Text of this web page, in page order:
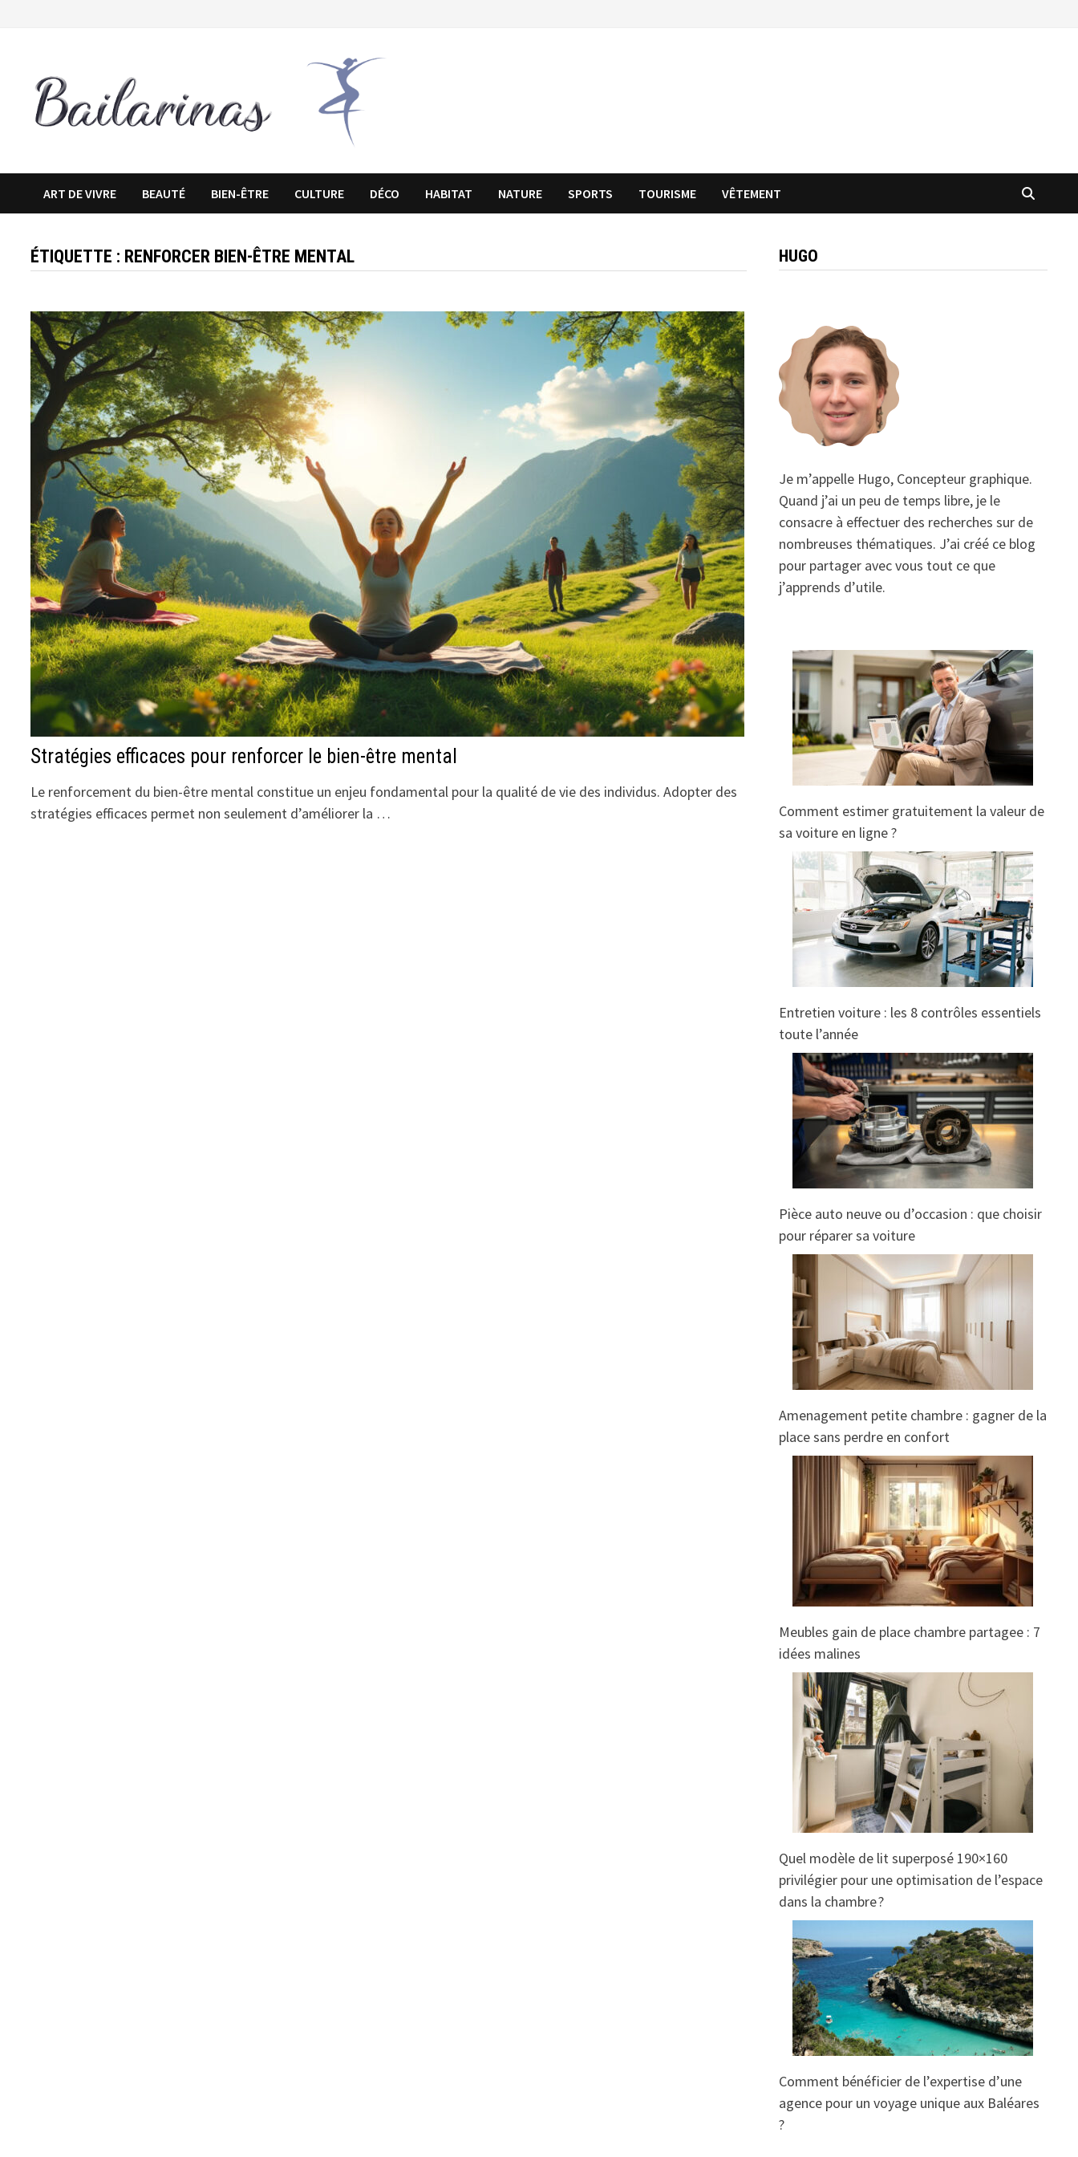
ART DE VIVRE BEAUTÉ BIEN-ÊTRE CULTURE DÉCO HABITAT NATURE SPORTS TOURISME VÊTEMENT
ÉTIQUETTE : RENFORCER BIEN-ÊTRE MENTAL
Stratégies efficaces pour renforcer le bien-être mental
Le renforcement du bien-être mental constitue un enjeu fondamental pour la qualité de vie des individus. Adopter des
stratégies efficaces permet non seulement d’améliorer la …
HUGO
Je m’appelle Hugo, Concepteur graphique.
Quand j’ai un peu de temps libre, je le
consacre à effectuer des recherches sur de
nombreuses thématiques. J’ai créé ce blog
pour partager avec vous tout ce que
j’apprends d’utile.
Comment estimer gratuitement la valeur de
sa voiture en ligne ?
Entretien voiture : les 8 contrôles essentiels
toute l’année
Pièce auto neuve ou d’occasion : que choisir
pour réparer sa voiture
Amenagement petite chambre : gagner de la
place sans perdre en confort
Meubles gain de place chambre partagee : 7
idées malines
Quel modèle de lit superposé 190×160
privilégier pour une optimisation de l’espace
dans la chambre ?
Comment bénéficier de l’expertise d’une
agence pour un voyage unique aux Baléares
?